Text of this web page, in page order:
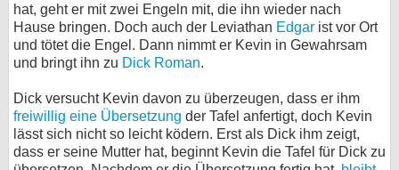
hat, geht er mit zwei Engeln mit, die ihn wieder nach
Hause bringen. Doch auch der Leviathan Edgar ist vor Ort
und tötet die Engel. Dann nimmt er Kevin in Gewahrsam
und bringt ihn zu Dick Roman.
Dick versucht Kevin davon zu überzeugen, dass er ihm
freiwillig eine Übersetzung der Tafel anfertigt, doch Kevin
lässt sich nicht so leicht ködern. Erst als Dick ihm zeigt,
dass er seine Mutter hat, beginnt Kevin die Tafel für Dick zu